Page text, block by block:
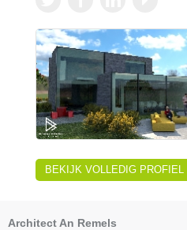
BEKIJK VOLLEDIG PROFIEL
Architect An Remels